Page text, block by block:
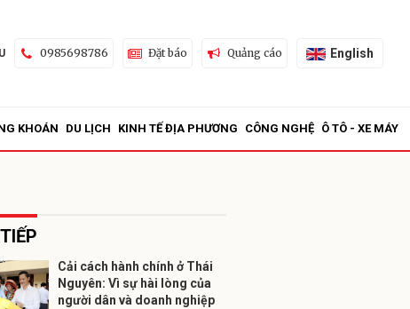
0985698786 Đặt báo Quảng cáo English
KHOÁN DU LỊCH KINH TẾ ĐỊA PHƯƠNG CÔNG NGHỆ Ô TÔ - XE MÁY
Cải cách hành chính ở Thái
Nguyên: Vì sự hài lòng của
người dân và doanh nghiệp
Gửi